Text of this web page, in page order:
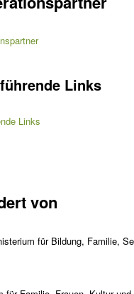
Links
Links
von
für Bildung, Familie,